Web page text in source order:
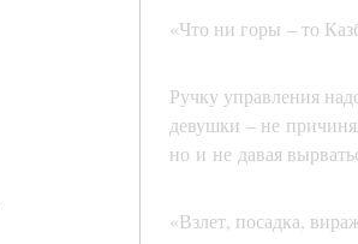
«Что ни горы – то
Ручку управления
девушки – не
но и не давая
«Взлет, посадка,